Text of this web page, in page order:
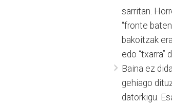
sarritan.
“fronte
bakoitzak
edo “txarra”
Baina ez
gehiago
datorkigu.